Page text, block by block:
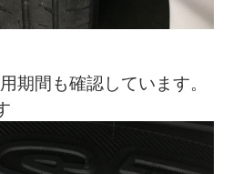
期間も確認しています。